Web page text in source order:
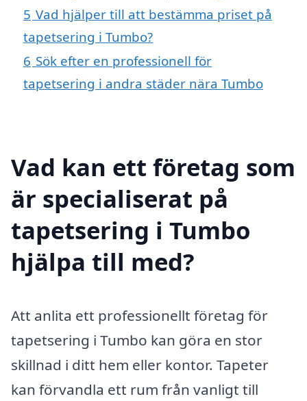
5 Vad hjälper till att bestämma priset på
tapetsering i Tumbo?
6 Sök efter en professionell för
tapetsering i andra städer nära Tumbo
Vad kan ett företag som
är specialiserat på
tapetsering i Tumbo
hjälpa till med?
Att anlita ett professionellt företag för
tapetsering i Tumbo kan göra en stor
skillnad i ditt hem eller kontor. Tapeter
kan förvandla ett rum från vanligt till